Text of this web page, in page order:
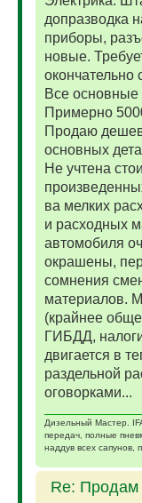
допразводка
приборы,
новые.
Все
Примерно
Продаю
основных
Не учтена
ва мелких
и расходных
автомобиля
окрашены,
сомнения
материалов.
(крайнее
ГИБДД,
двигается в
раздельной
оговорками...
Дизельный Мастер.
передач, полные
наддув всех сапунов,
Re: Продам